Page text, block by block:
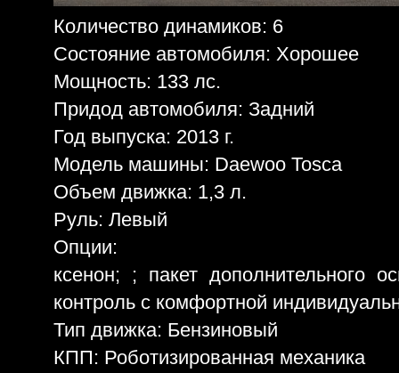
Количество динамиков: 6
Состояние автомобиля: Хорошее
Мощность: 133 лс.
Придод автомобиля: Задний
Год выпуска: 2013 г.
Модель машины: Daewoo Tosca
Объем движка: 1,3 л.
Руль: Левый
Опции:
ксенон; ; пакет дополнительного
контроль с комфортной
Тип движка: Бензиновый
КПП: Роботизированная механика